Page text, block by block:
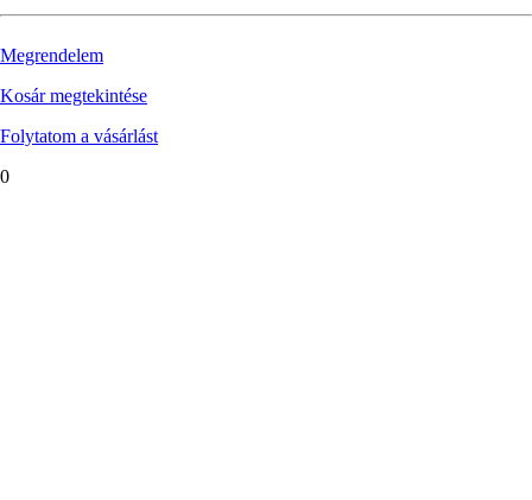
Megrendelem
Kosár megtekintése
Folytatom a vásárlást
0